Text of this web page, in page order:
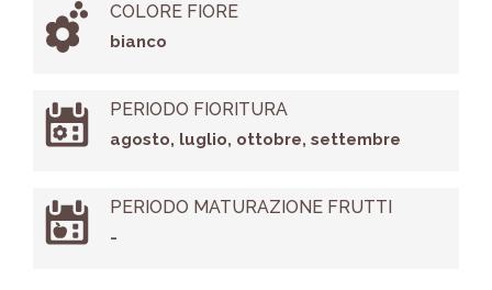
COLORE FIORE
bianco
PERIODO FIORITURA
agosto, luglio, ottobre, settembre
PERIODO MATURAZIONE FRUTTI
-